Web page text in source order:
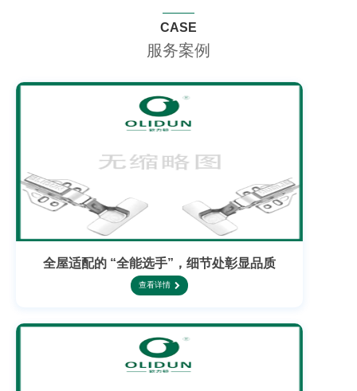
CASE
服务案例
全屋适配的 “全能选手”，细节处彰显品质
查看详情